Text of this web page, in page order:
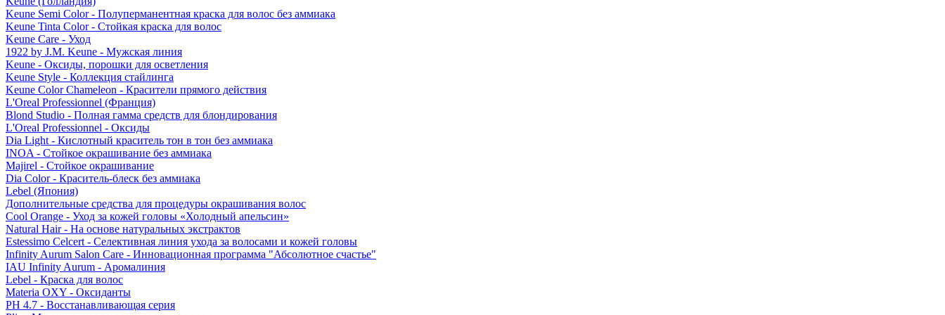
Keune Semi Color - Полуперманентная краска для волос без аммиака
Keune Tinta Color - Стойкая краска для волос
Keune Care - Уход
1922 by J.M. Keune - Мужская линия
Keune - Оксиды, порошки для осветления
Keune Style - Коллекция стайлинга
Keune Color Chameleon - Красители прямого действия
L'Oreal Professionnel (Франция)
Blond Studio - Полная гамма средств для блондирования
L'Oreal Professionnel - Оксиды
Dia Light - Кислотный краситель тон в тон без аммиака
INOA - Стойкое окрашивание без аммиака
Majirel - Стойкое окрашивание
Dia Color - Краситель-блеск без аммиака
Lebel (Япония)
Дополнительные средства для процедуры окрашивания волос
Cool Orange - Уход за кожей головы «Холодный апельсин»
Natural Hair - На основе натуральных экстрактов
Estessimo Celcert - Селективная линия ухода за волосами и кожей головы
Infinity Aurum Salon Care - Инновационная программа "Абсолютное счастье"
IAU Infinity Aurum - Аромалиния
Lebel - Краска для волос
Materia OXY - Оксиданты
PH 4.7 - Восстанавливающая серия